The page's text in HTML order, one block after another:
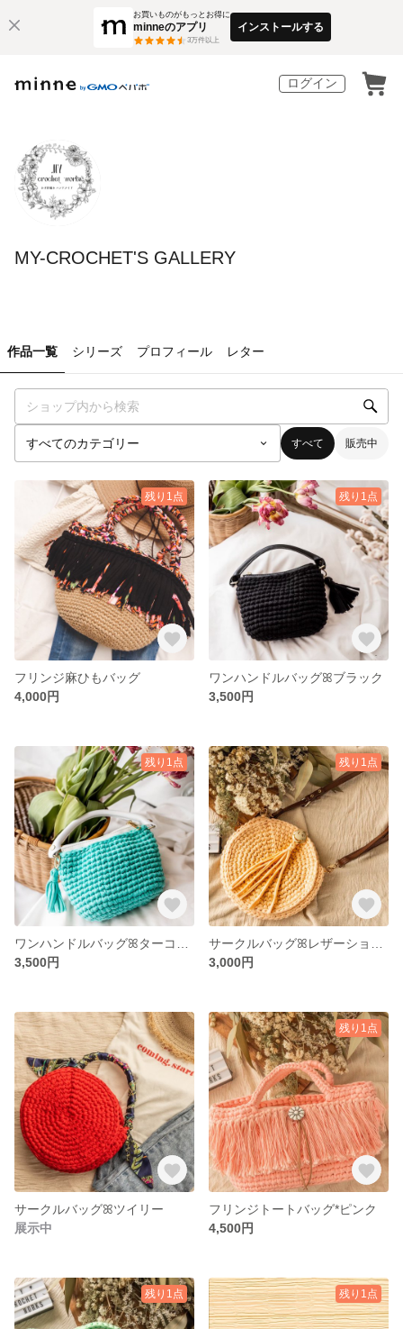
お買いものがもっとお得に
minneのアプリ
3万件以上
インストールする
ログイン
MY-CROCHET'S GALLERY
作品一覧 シリーズ プロフィール レター
すべて 販売中
残り1点
フリンジ麻ひもバッグ
4,000円
残り1点
ワンハンドルバッグꕤブラック
3,500円
残り1点
3,500円
残り1点
3,000円
サークルバッグꕤツイリー
展示中
残り1点
フリンジトートバッグ*ピンク
4,500円
残り1点 残り1点